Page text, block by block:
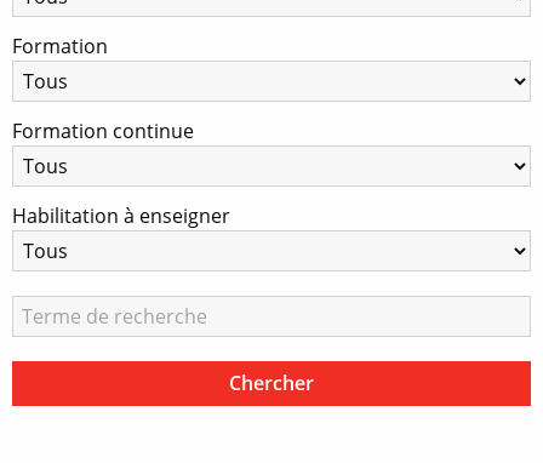
Formation
Formation continue
Habilitation à enseigner